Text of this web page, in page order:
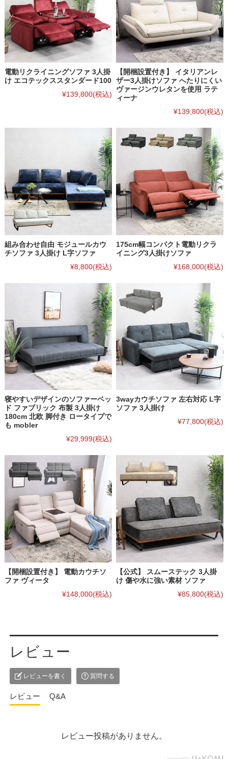
電動リクライニングソファ 3人掛
け エコテックススタンダード100
¥139,800(税込)
【開梱設置付き】 イタリアンレ
ザー3人掛けソファ へたりにくい
ヴァージンウレタンを使用 ラテ
ィーナ
¥139,800(税込)
組み合わせ自由 モジュールカウ
チソファ 3人掛け L字ソファ
¥8,800(税込)
175cm幅コンパクト電動リクラ
イニング3人掛けソファ
¥168,000(税込)
寝やすいデザインのソファーベッ
ド ファブリック 布製 3人掛け
180cm 北欧 脚付き ロータイプで
も mobler
¥29,999(税込)
3wayカウチソファ 左右対応 L字
ソファ 3人掛け
¥77,800(税込)
【開梱設置付き】 電動カウチソ
ファ ヴィータ
¥148,000(税込)
【公式】 スムーステック 3人掛
け 傷や水に強い素材 ソファ
¥85,800(税込)
レビュー
レビューを書く 質問する
レビュー Q&A
レビュー投稿がありません。